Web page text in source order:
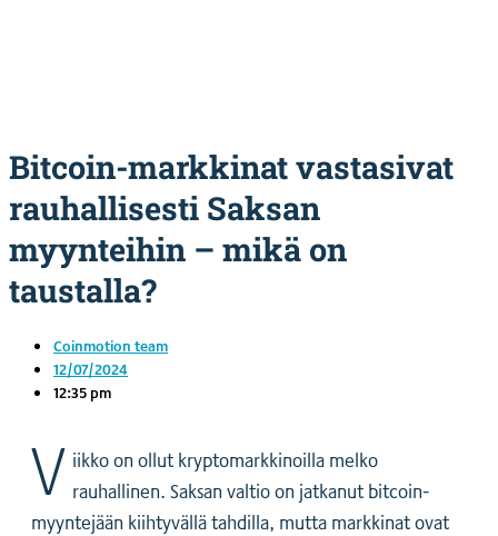
Bitcoin-markkinat vastasivat
rauhallisesti Saksan
myynteihin – mikä on
taustalla?
Coinmotion team
12/07/2024
12:35 pm
V iikko on ollut kryptomarkkinoilla melko
rauhallinen. Saksan valtio on jatkanut bitcoin-
myyntejään kiihtyvällä tahdilla, mutta markkinat ovat